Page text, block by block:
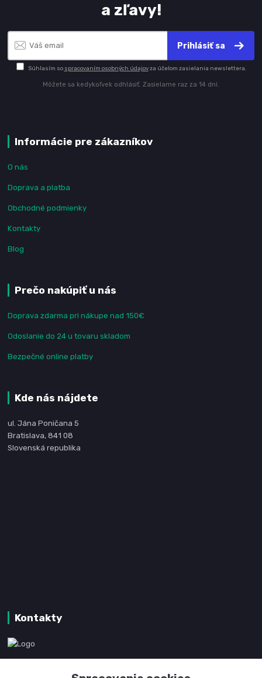
a zľavy!
Prihlásiť sa
Súhlasím so spracovaním osobných údajovza účelom zasielania newslettera.
Môžete sa kedykoľvek odhlásiť. Zasielame raz za 14 dní.
Informácie pre zákazníkov
O nás
Doprava a platba
Obchodné podmienky
Kontakty
Blog
Prečo nakúpiť u nás
Doprava zdarma pri nákupe nad 150€
Odoslanie do 24 u tovaru skladom
Bezpečné online platby
Kde nás nájdete
ul. Jána Poničana 5
Bratislava, 841 08
Slovenská republika
Kontakty